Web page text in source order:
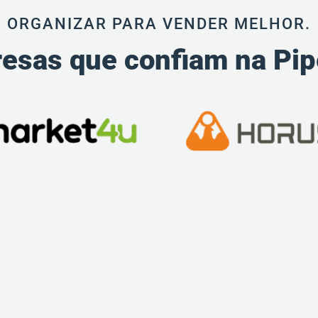
ORGANIZAR PARA VENDER MELHOR.
que confiam na